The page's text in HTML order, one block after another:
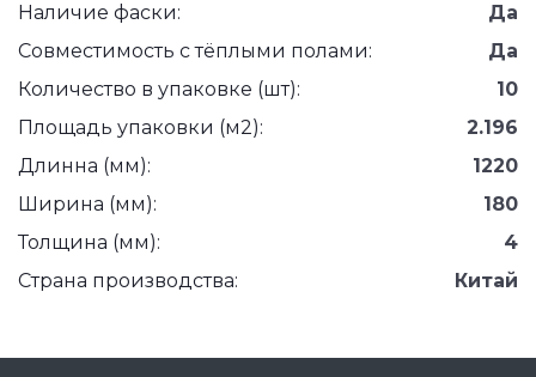
Наличие фаски:
Да
Совместимость с тёплыми полами:
Да
Количество в упаковке (шт):
10
Площадь упаковки (м2):
2.196
Длинна (мм):
1220
Ширина (мм):
180
Толщина (мм):
4
Страна производства:
Китай